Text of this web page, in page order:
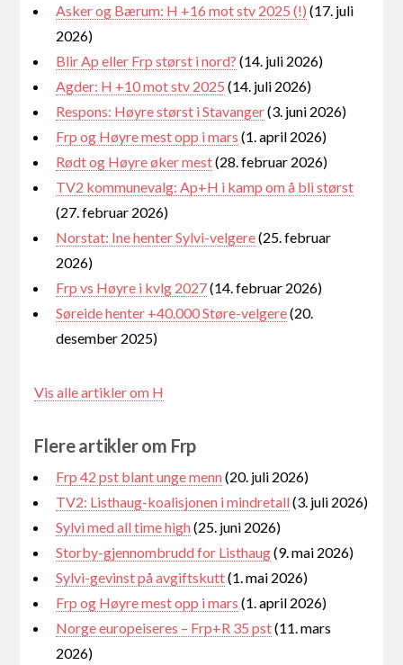
Asker og Bærum: H +16 mot stv 2025 (!) (17. juli
2026)
Blir Ap eller Frp størst i nord? (14. juli 2026)
Agder: H +10 mot stv 2025 (14. juli 2026)
Respons: Høyre størst i Stavanger(3. juni 2026)
Frp og Høyre mest opp i mars (1. april 2026)
Rødt og Høyre øker mest(28. februar 2026)
TV2 kommunevalg: Ap+H i kamp om å bli størst
(27. februar 2026)
Norstat: Ine henter Sylvi-velgere(25. februar
2026)
Frp vs Høyre i kvlg 2027(14. februar 2026)
Søreide henter +40.000 Støre-velgere(20.
desember 2025)
Vis alle artikler om H
Flere artikler om Frp
Frp 42 pst blant unge menn(20. juli 2026)
TV2: Listhaug-koalisjonen i mindretall(3. juli 2026)
Sylvi med all time high(25. juni 2026)
Storby-gjennombrudd for Listhaug(9. mai 2026)
Sylvi-gevinst på avgiftskutt(1. mai 2026)
Frp og Høyre mest opp i mars (1. april 2026)
Norge europeiseres – Frp+R 35 pst(11. mars
2026)